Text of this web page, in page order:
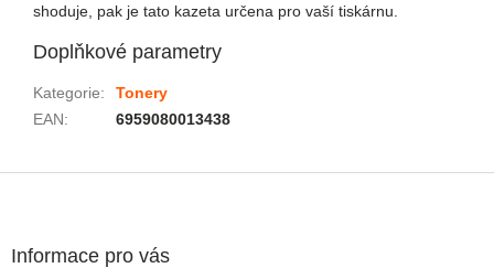
shoduje, pak je tato kazeta určena pro vaší tiskárnu.
Doplňkové parametry
Kategorie:
Tonery
EAN: 6959080013438
Informace pro vás